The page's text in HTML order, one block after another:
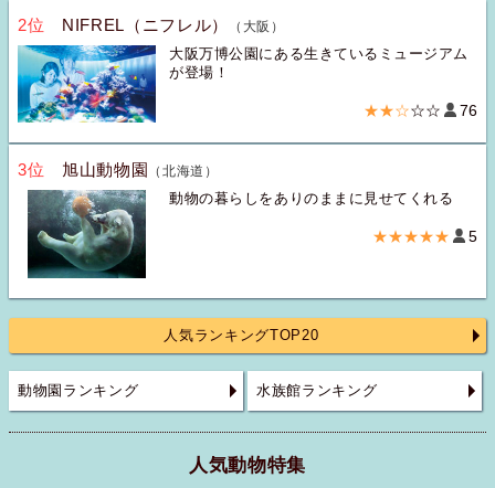
2位 NIFREL（ニフレル）
（大阪）
大阪万博公園にある生きているミュージアム
が登場！
★★☆☆☆ 76
3位 旭山動物園 （北海道）
動物の暮らしをありのままに見せてくれる
★★★★★ 5
人気ランキングTOP20
動物園ランキング 水族館ランキング
人気動物特集